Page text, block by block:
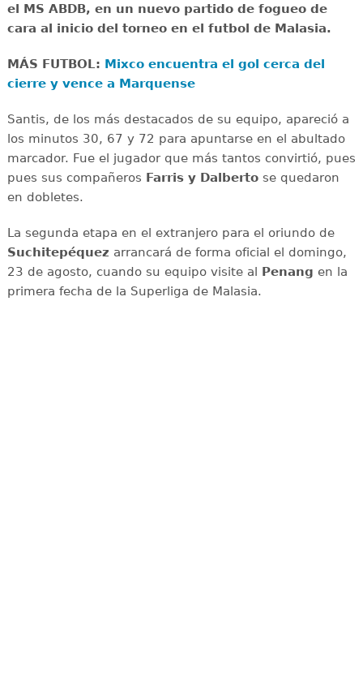
el MS ABDB, en un nuevo partido de fogueo de
cara al inicio del torneo en el futbol de Malasia.
MÁS FUTBOL: Mixco encuentra el gol cerca del
cierre y vence a Marquense
Santis, de los más destacados de su equipo, apareció a
los minutos 30, 67 y 72 para apuntarse en el abultado
marcador. Fue el jugador que más tantos convirtió, pues
pues sus compañeros Farris y Dalbertose quedaron
en dobletes.
La segunda etapa en el extranjero para el oriundo de
Suchitepéquez arrancará de forma oficial el domingo,
23 de agosto, cuando su equipo visite al Penang en la
primera fecha de la Superliga de Malasia.